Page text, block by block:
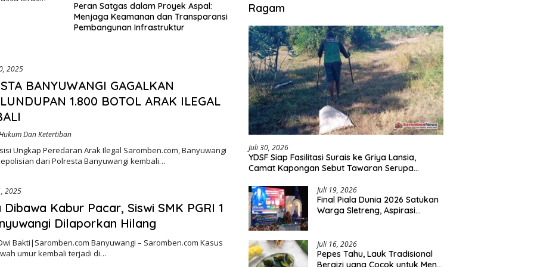
Peran Satgas dalam Proyek Aspal:
Menjaga Keamanan dan Transparansi
Pembangunan Infrastruktur
2025
BANYUWANGI GAGALKAN
1.800 BOTOL ARAK ILEGAL
Dan Ketertiban
Ungkap Peredaran Arak Ilegal Saromben.com, Banyuwangi
dari Polresta Banyuwangi kembali…
2025
Dibawa Kabur Pacar, Siswi SMK PGRI 1
Dilaporkan Hilang
Bakti|Saromben.com Banyuwangi – Saromben.com Kasus
umur kembali terjadi di…
Ragam
Juli 30, 2026
YDSF Siap Fasilitasi Surais ke Griya Lansia,
Camat Kapongan Sebut Tawaran Serupa
Juli 19, 2026
Final Piala Dunia 2026 Satukan
Warga Sletreng, Aspirasi
Juli 16, 2026
Pepes Tahu, Lauk Tradisional
Bergizi yang Cocok untuk Menu